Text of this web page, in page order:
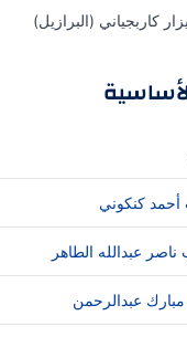
كاربجياني (البرازيل)
كنكوني
ناصر عبدالله الطاهر
عبدالرحمن